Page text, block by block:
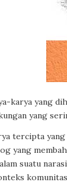
karya yang
yang
tercipta yang
yang
suatu